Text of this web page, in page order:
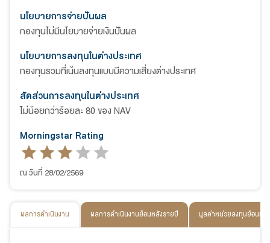
นโยบายการจ่ายปันผล
กองทุนไม่มีนโยบายจ่ายเงินปันผล
นโยบายการลงทุนในต่างประเทศ
กองทุนรวมที่เน้นลงทุนแบบมีความเสี่ยงต่างประเทศ
สัดส่วนการลงทุนในต่างประเทศ
ไม่น้อยกว่าร้อยละ 80 ของ NAV
Morningstar Rating
ณ วันที่ 28/02/2569
ผลการดำเนินงาน ผลการดำเนินงานย้อนหลังรายปี มูลค่าหน่วยลงทุนย้อนหลัง